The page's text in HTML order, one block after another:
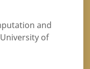
and
of